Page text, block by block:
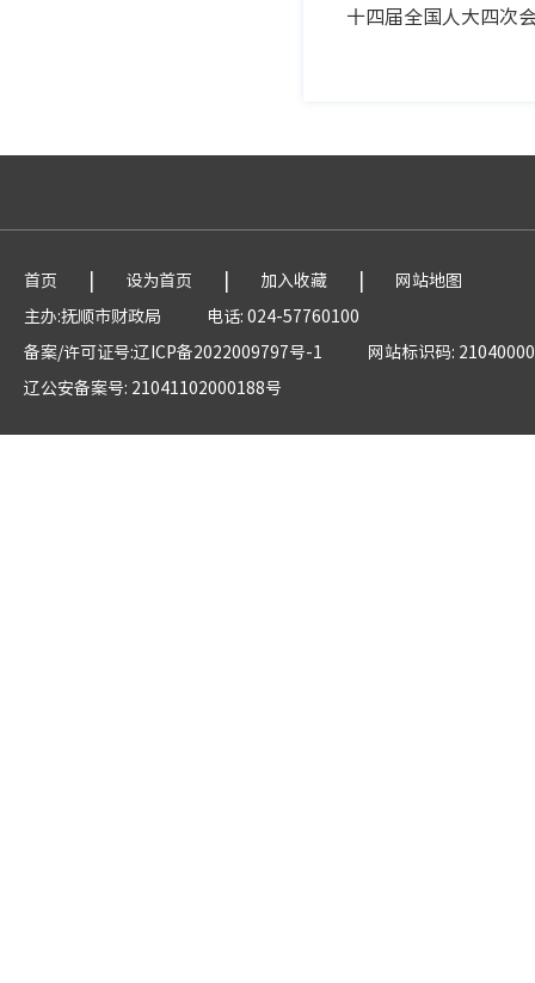
十四届全国人大四次
首页 | 设为首页 | 加入收藏 |
网站地图
主办:抚顺市财政局
电话: 024-57760100
备案/许可证号:辽ICP备2022009797号-1
网站标识码:
辽公安备案号: 21041102000188号